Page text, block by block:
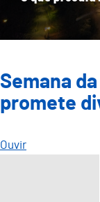
Semana
promete
Ouvir